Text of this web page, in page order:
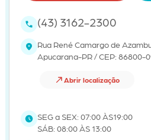
(43) 3162-2300
Rua René Camargo de
Apucarana-PR / CEP: 86800-
Abrir localização
SEG a SEX: 07:00 ÀS19:00
SÁB: 08:00 ÀS 13:00